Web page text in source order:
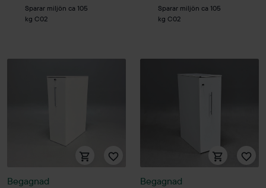
Sparar miljön ca 105
kg C02
Sparar miljön ca 105
kg C02
Begagnad Begagnad